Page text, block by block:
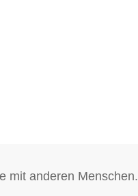
mit anderen Menschen.